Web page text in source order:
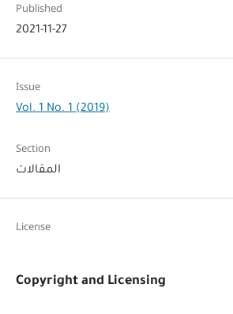
Published
2021-11-27
Issue
Vol. 1 No. 1 (2019)
Section
المقالات
License
Copyright and Licensing